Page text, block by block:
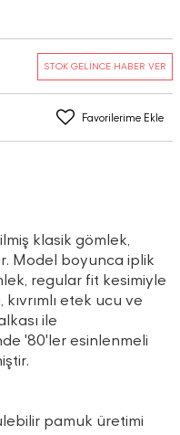
Favorilerime Ekle
STOK GELİNCE HABER VER
klasik gömlek,
Model boyunca iplik
regular fit kesimiyle
etek ucu ve
ile
'80'ler esinlenmeli
pamuk üretimi